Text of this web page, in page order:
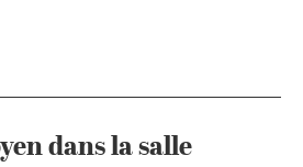
dans la salle